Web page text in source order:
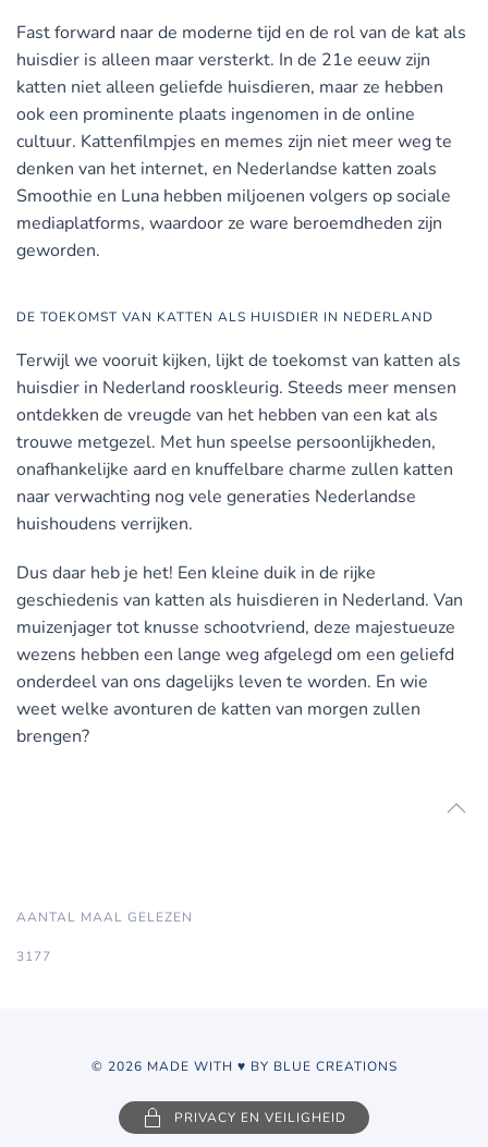
Fast forward naar de moderne tijd en de rol van de kat als
huisdier is alleen maar versterkt. In de 21e eeuw zijn
katten niet alleen geliefde huisdieren, maar ze hebben
ook een prominente plaats ingenomen in de online
cultuur. Kattenfilmpjes en memes zijn niet meer weg te
denken van het internet, en Nederlandse katten zoals
Smoothie en Luna hebben miljoenen volgers op sociale
mediaplatforms, waardoor ze ware beroemdheden zijn
geworden.
DE TOEKOMST VAN KATTEN ALS HUISDIER IN NEDERLAND
Terwijl we vooruit kijken, lijkt de toekomst van katten als
huisdier in Nederland rooskleurig. Steeds meer mensen
ontdekken de vreugde van het hebben van een kat als
trouwe metgezel. Met hun speelse persoonlijkheden,
onafhankelijke aard en knuffelbare charme zullen katten
naar verwachting nog vele generaties Nederlandse
huishoudens verrijken.
Dus daar heb je het! Een kleine duik in de rijke
geschiedenis van katten als huisdieren in Nederland. Van
muizenjager tot knusse schootvriend, deze majestueuze
wezens hebben een lange weg afgelegd om een geliefd
onderdeel van ons dagelijks leven te worden. En wie
weet welke avonturen de katten van morgen zullen
brengen?
AANTAL MAAL GELEZEN
3177
© 2026 MADE WITH ♥ BY BLUE CREATIONS
PRIVACY EN VEILIGHEID